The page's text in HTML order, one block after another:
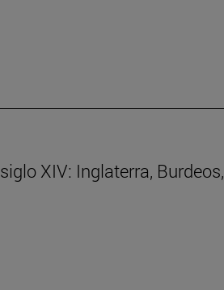
XIV: Inglaterra, Burdeos,